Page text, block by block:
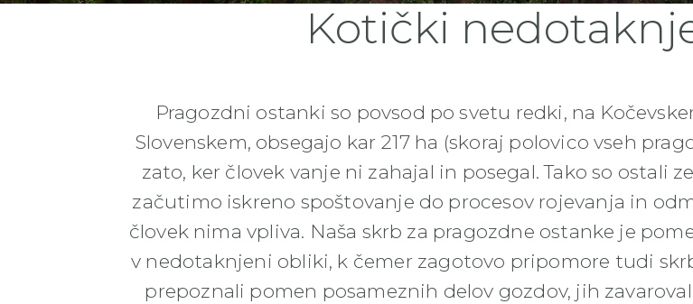
Kotički
Pragozdni ostanki so povsod po svetu redki, na
Slovenskem, obsegajo kar 217 ha (skoraj polovico vseh
zato, ker človek vanje ni zahajal in posegal. Tako so ostali
začutimo iskreno spoštovanje do procesov rojevanja in
človek nima vpliva. Naša skrb za pragozdne ostanke je
v nedotaknjeni obliki, k čemer zagotovo pripomore tudi
prepoznali pomen posameznih delov gozdov, jih